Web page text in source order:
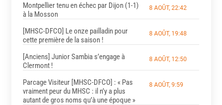
Montpellier tenu en échec par Dijon (1-1)
à la Mosson
8 AOÛT, 22:42
[MHSC-DFCO] Le onze pailladin pour
cette première de la saison !
8 AOÛT, 19:48
[Anciens] Junior Sambia s’engage à
Clermont !
8 AOÛT, 12:50
Parcage Visiteur [MHSC-DFCO] : « Pas
vraiment peur du MHSC : il n’y a plus
autant de gros noms qu’à une époque »
8 AOÛT, 9:59